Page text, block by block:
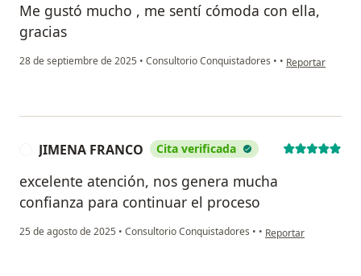
Me gustó mucho , me sentí cómoda con ella,
gracias
28 de septiembre de 2025 • Consultorio Conquistadores • • en opinión del
Reportar
JIMENA FRANCO Cita verificada
excelente atención, nos genera mucha
confianza para continuar el proceso
25 de agosto de 2025 • Consultorio Conquistadores • • en opinión del
Reportar